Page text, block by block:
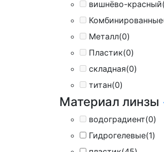
вишнёво-красный
Комбинированные
Металл(0)
Пластик(0)
складная(0)
титан(0)
Материал линзы
водоградиент(0)
Гидрогелевые(1)